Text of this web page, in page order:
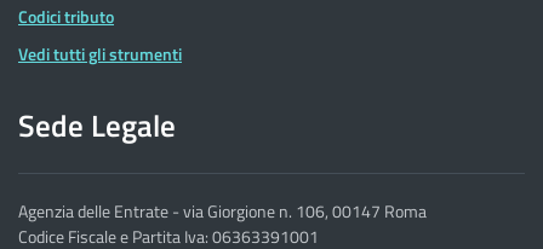
Codici tributo
Vedi tutti gli strumenti
Sede Legale
Agenzia delle Entrate - via Giorgione n. 106, 00147 Roma
Codice Fiscale e Partita Iva: 06363391001